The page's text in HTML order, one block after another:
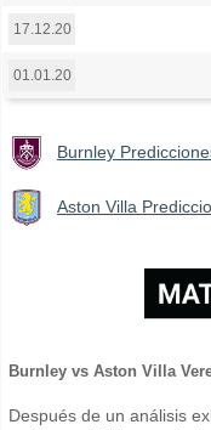
17.12.20
01.01.20
Burnley
Aston Villa
Burnley vs Aston Villa
Después de un análisis